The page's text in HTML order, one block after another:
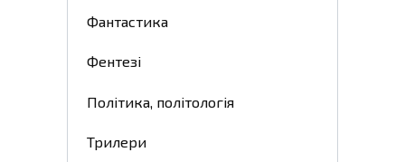
Фантастика
Фентезі
Політика, політологія
Трилери